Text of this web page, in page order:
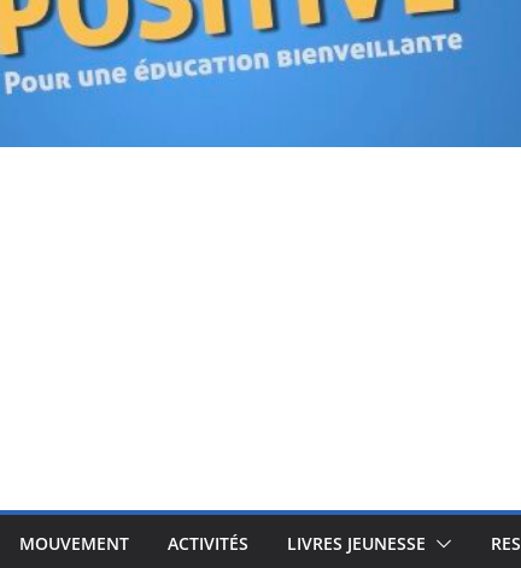
MOUVEMENT ACTIVITÉS LIVRES JEUNESSE